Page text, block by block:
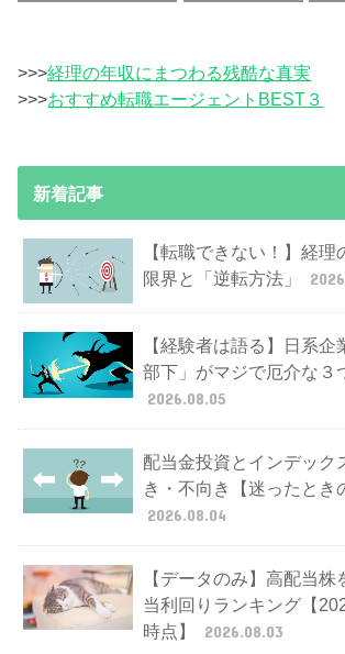
>>>経理の年収にまつわる残酷な真実
>>>おすすめ転職エージェントBEST３
新着記事
【転職できない！】経理
限界と「逆転方法」
【経験者は語る】日系企
部下」がマジで厄介な３
2026.08.05
配当金投資とインデック
き・不向き【迷ったとき
2026.08.04
【データのみ】高配当株
当利回りランキング【
時点】
2026.08.03